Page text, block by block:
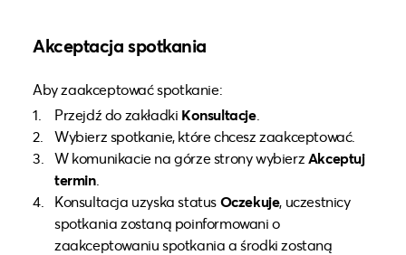
Akceptacja spotkania
Aby zaakceptować spotkanie:
Przejdź do zakładki Konsultacje.
Wybierz spotkanie, które chcesz zaakceptować.
W komunikacie na górze strony wybierzAkceptuj
termin.
Konsultacja uzyska statusOczekuje, uczestnicy
spotkania zostaną poinformowani o
zaakceptowaniu spotkania a środki zostaną